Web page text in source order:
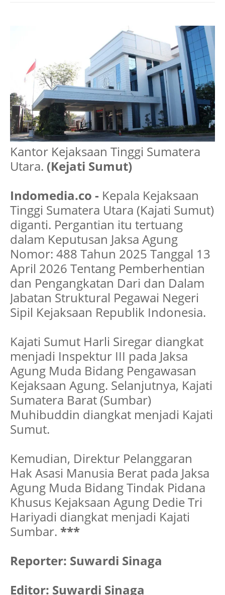
Kantor Kejaksaan Tinggi Sumatera
Utara. (Kejati Sumut)
Indomedia.co - Kepala Kejaksaan
Tinggi Sumatera Utara (Kajati Sumut)
diganti. Pergantian itu tertuang
dalam Keputusan Jaksa Agung
Nomor: 488 Tahun 2025 Tanggal 13
April 2026 Tentang Pemberhentian
dan Pengangkatan Dari dan Dalam
Jabatan Struktural Pegawai Negeri
Sipil Kejaksaan Republik Indonesia.
Kajati Sumut Harli Siregar diangkat
menjadi Inspektur III pada Jaksa
Agung Muda Bidang Pengawasan
Kejaksaan Agung. Selanjutnya, Kajati
Sumatera Barat (Sumbar)
Muhibuddin diangkat menjadi Kajati
Sumut.
Kemudian, Direktur Pelanggaran
Hak Asasi Manusia Berat pada Jaksa
Agung Muda Bidang Tindak Pidana
Khusus Kejaksaan Agung Dedie Tri
Hariyadi diangkat menjadi Kajati
Sumbar. ***
Reporter: Suwardi Sinaga
Editor: Suwardi Sinaga